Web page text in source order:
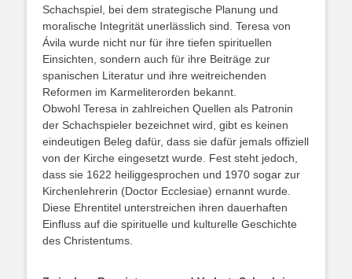
Schachspiel, bei dem strategische Planung und
moralische Integrität unerlässlich sind. Teresa von
Ávila wurde nicht nur für ihre tiefen spirituellen
Einsichten, sondern auch für ihre Beiträge zur
spanischen Literatur und ihre weitreichenden
Reformen im Karmeliterorden bekannt.
Obwohl Teresa in zahlreichen Quellen als Patronin
der Schachspieler bezeichnet wird, gibt es keinen
eindeutigen Beleg dafür, dass sie dafür jemals offiziell
von der Kirche eingesetzt wurde. Fest steht jedoch,
dass sie 1622 heiliggesprochen und 1970 sogar zur
Kirchenlehrerin (Doctor Ecclesiae) ernannt wurde.
Diese Ehrentitel unterstreichen ihren dauerhaften
Einfluss auf die spirituelle und kulturelle Geschichte
des Christentums.